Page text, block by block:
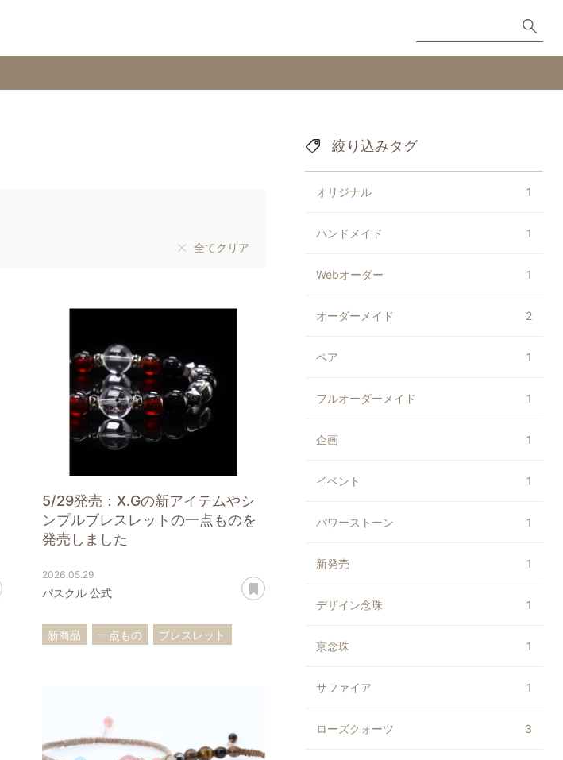
全てクリア
あとで読む
5/29発売：X.Gの新アイテムやシ
ンプルブレスレットの一点ものを
発売しました
2026.05.29
パスクル 公式
あとで読む
新商品 一点もの
ブレスレット
絞り込みタグ
オリジナル 1
ハンドメイド 1
Webオーダー 1
オーダーメイド 2
ペア 1
フルオーダーメイド 1
企画 1
イベント 1
パワーストーン 1
新発売 1
デザイン念珠 1
京念珠 1
サファイア 1
ローズクォーツ 3